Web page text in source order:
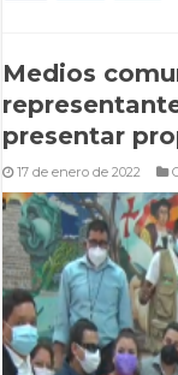
Medios
presentar
17 de enero de 2022